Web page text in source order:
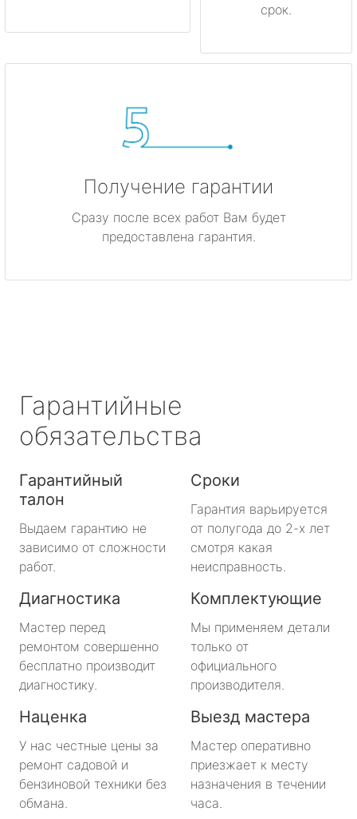
срок.
Получение гарантии
Сразу после всех работ Вам будет
предоставлена гарантия.
Гарантийные
обязательства
Гарантийный
талон
Выдаем гарантию не
зависимо от сложности
работ.
Сроки
Гарантия варьируется
от полугода до 2-х лет
смотря какая
неисправность.
Диагностика
Мастер перед
ремонтом совершенно
бесплатно производит
диагностику.
Комплектующие
Мы применяем детали
только от
официального
производителя.
Наценка
У нас честные цены за
ремонт садовой и
бензиновой техники без
обмана.
Выезд мастера
Мастер оперативно
приезжает к месту
назначения в течении
часа.